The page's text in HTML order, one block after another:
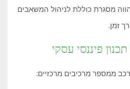
מסגרת כוללת לניהול המשאבים
זמן.
פיננסי עסקי
ממספר מרכיבים מרכזיים: